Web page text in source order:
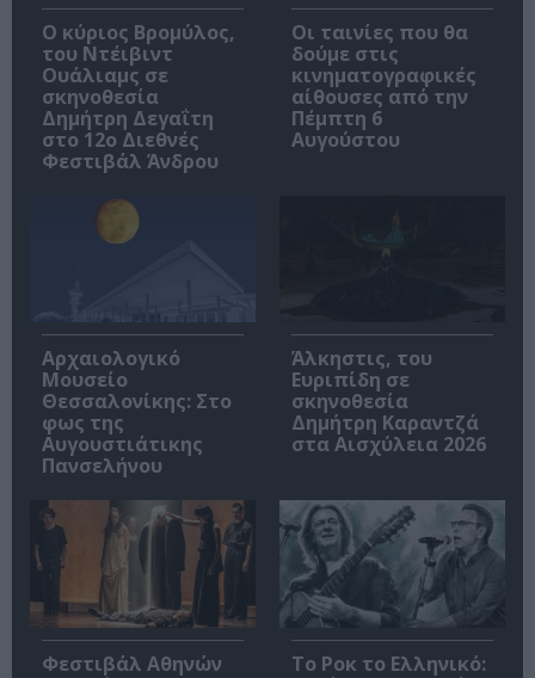
O κύριος Βρομύλος,
του Ντέιβιντ
Ουάλιαμς σε
σκηνοθεσία
Δημήτρη Δεγαΐτη
στο 12ο Διεθνές
Φεστιβάλ Άνδρου
Οι ταινίες που θα
δούμε στις
κινηματογραφικές
αίθουσες από την
Πέμπτη 6
Αυγούστου
Αρχαιολογικό
Μουσείο
Θεσσαλονίκης: Στο
φως της
Αυγουστιάτικης
Πανσελήνου
Άλκηστις, του
Ευριπίδη σε
σκηνοθεσία
Δημήτρη Καραντζά
στα Αισχύλεια 2026
Φεστιβάλ Αθηνών
Το Ροκ το Ελληνικό: